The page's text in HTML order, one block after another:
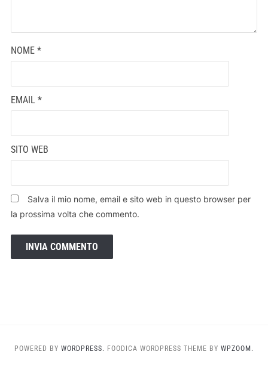
NOME *
EMAIL *
SITO WEB
Salva il mio nome, email e sito web in questo browser per
la prossima volta che commento.
POWERED BY WORDPRESS. FOODICA WORDPRESS THEME BY WPZOOM.